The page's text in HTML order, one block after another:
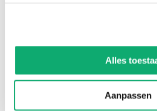
Alles
Aanpassen
wat tegels als reserve te
Eigenschappen
Let op! Over gebleven tegels